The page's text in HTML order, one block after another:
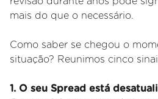
mais do que o necessário.
Como saber se chegou o
situação? Reunimos cinco
1. O seu Spread está